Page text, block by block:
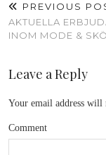
PREVIOUS
AKTUELLA
INOM MODE &
Leave a Reply
Your email address will
Comment